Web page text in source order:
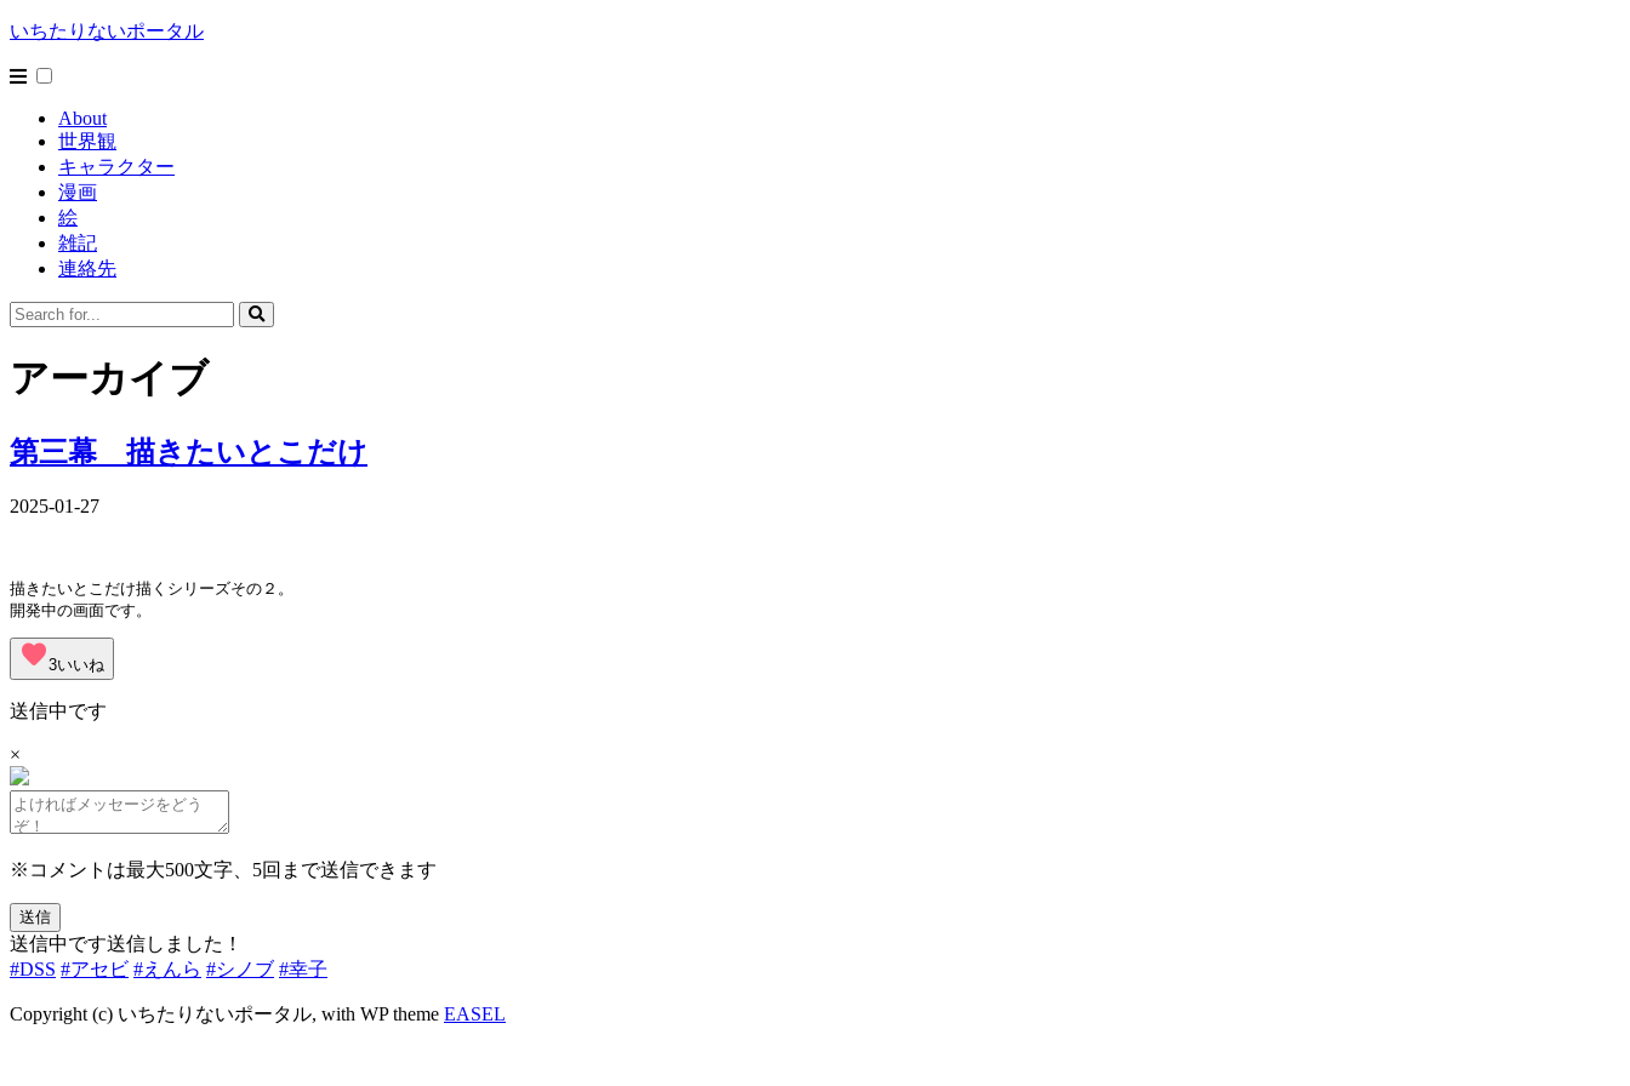
いちたりないポータル
About
世界観
キャラクター
漫画
絵
雑記
連絡先
アーカイブ
第三幕 描きたいとこだけ
2025-01-27
描きたいとこだけ描くシリーズその２。
開発中の画面です。
favorite3いいね
送信中です
×
※コメントは最大500文字、5回まで送信できます
送信
送信中です送信しました！
#DSS #アセビ #えんら #シノブ #幸子
Copyright (c) いちたりないポータル, with WP theme EASEL